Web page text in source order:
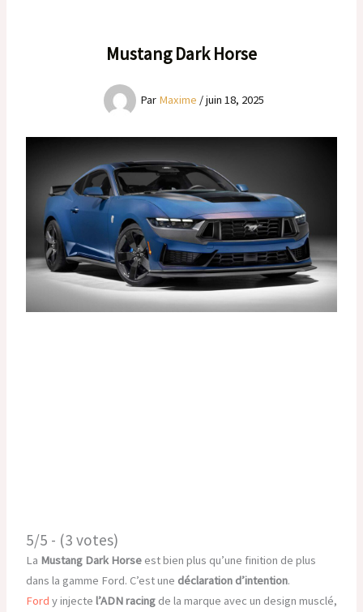
Mustang Dark Horse
Par Maxime /juin 18, 2025
5/5 - (3 votes)
La Mustang Dark Horseest bien plus qu’une finition de plus
dans la gamme Ford. C’est une déclaration d’intention.
Ford y injecte l’ADN racingde la marque avec un design musclé,